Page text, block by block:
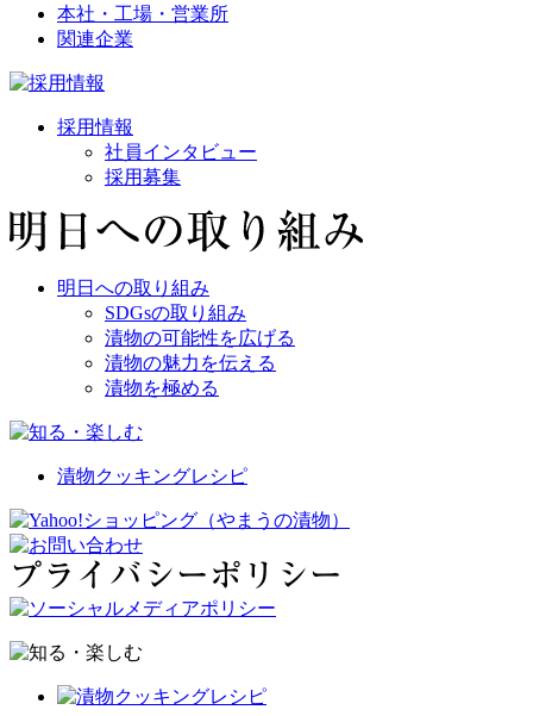
本社・工場・営業所
関連企業
採用情報
社員インタビュー
採用募集
明日への取り組み
SDGsの取り組み
漬物の可能性を広げる
漬物の魅力を伝える
漬物を極める
漬物クッキングレシピ